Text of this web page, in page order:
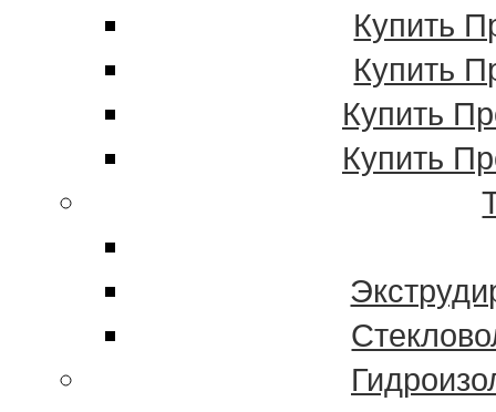
Купить
Купить
Купить
Купить